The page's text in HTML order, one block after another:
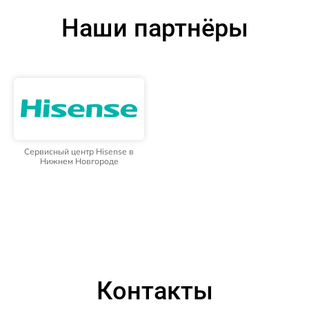
Наши партнёры
Сервисный центр Hisense в
Нижнем Новгороде
Контакты